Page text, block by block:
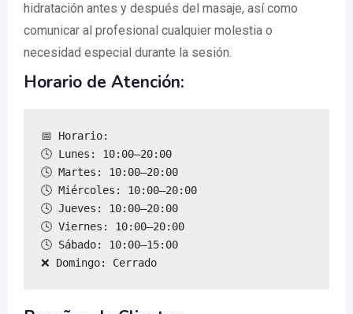
hidratación antes y después del masaje, así como
comunicar al profesional cualquier molestia o
necesidad especial durante la sesión.
Horario de Atención:
📅 Horario:
🕓 Lunes: 10:00–20:00
🕓 Martes: 10:00–20:00
🕓 Miércoles: 10:00–20:00
🕓 Jueves: 10:00–20:00
🕓 Viernes: 10:00–20:00
🕓 Sábado: 10:00–15:00
❌ Domingo: Cerrado